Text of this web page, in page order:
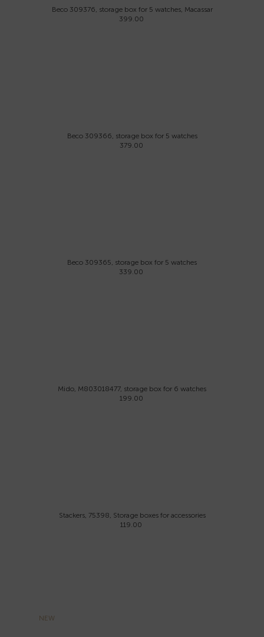
Beco 309376, storage box for 5 watches, Macassar
399.00
Beco 309366, storage box for 5 watches
379.00
Beco 309365, storage box for 5 watches
339.00
Mido, M803018477, storage box for 6 watches
199.00
Stackers, 75398, Storage boxes for accessories
119.00
NEW